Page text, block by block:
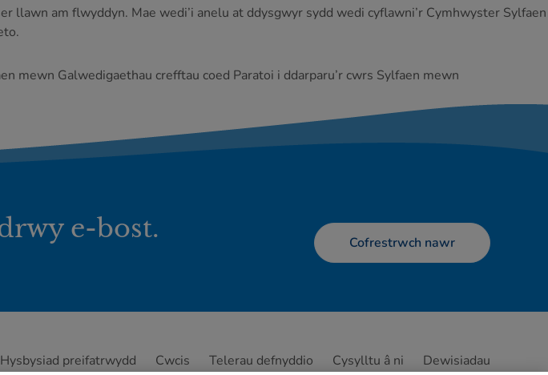
llawn am flwyddyn. Mae wedi’i anelu at ddysgwyr sydd wedi cyflawni’r Cymhwyster Sylfaen
mewn Galwedigaethau crefftau coed Paratoi i ddarparu’r cwrs Sylfaen mewn
e-bost. Cofrestrwch nawr
Hysbysiad preifatrwydd Cwcis Telerau defnyddio Cysylltu â ni Dewisiadau